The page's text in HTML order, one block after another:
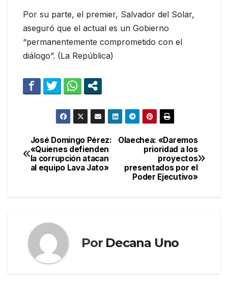
Por su parte, el premier, Salvador del Solar,
aseguró que el actual es un Gobierno
“permanentemente comprometido con el
diálogo”. (La República)
Navegación
de
Olaechea: «Daremos
prioridad a los
proyectos
presentados por el
Poder Ejecutivo»
José Domingo Pérez:
«Quienes defienden
la corrupción atacan
al equipo Lava Jato»
Por Decana Uno